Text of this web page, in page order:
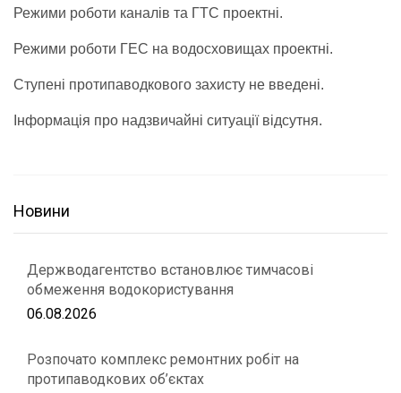
Режими роботи каналів та ГТС проектні.
Режими роботи ГЕС на водосховищах проектні.
Ступені протипаводкового захисту не введені.
Інформація про надзвичайні ситуації відсутня.
Новини
Держводагентство встановлює тимчасові
обмеження водокористування
06.08.2026
Розпочато комплекс ремонтних робіт на
протипаводкових об’єктах